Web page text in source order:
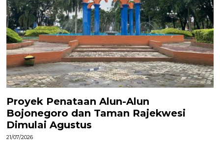
Proyek Penataan Alun-Alun
Bojonegoro dan Taman Rajekwesi
Dimulai Agustus
21/07/2026